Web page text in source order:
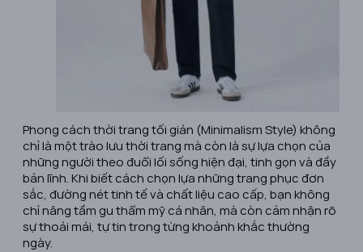
Phong cách thời trang tối giản (Minimalism Style) không
chỉ là một trào lưu thời trang mà còn là sự lựa chọn của
những người theo đuổi lối sống hiện đại, tinh gọn và đầy
bản lĩnh. Khi biết cách chọn lựa những trang phục đơn
sắc, đường nét tinh tế và chất liệu cao cấp, bạn không
chỉ nâng tầm gu thẩm mỹ cá nhân, mà còn cảm nhận rõ
sự thoải mái, tự tin trong từng khoảnh khắc thường
ngày.